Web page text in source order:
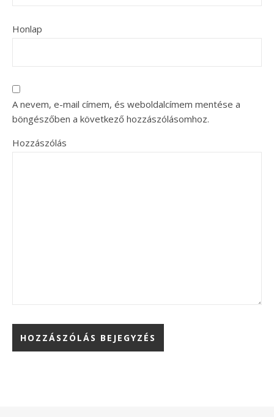
Honlap
A nevem, e-mail címem, és weboldalcímem mentése a
böngészőben a következő hozzászólásomhoz.
Hozzászólás